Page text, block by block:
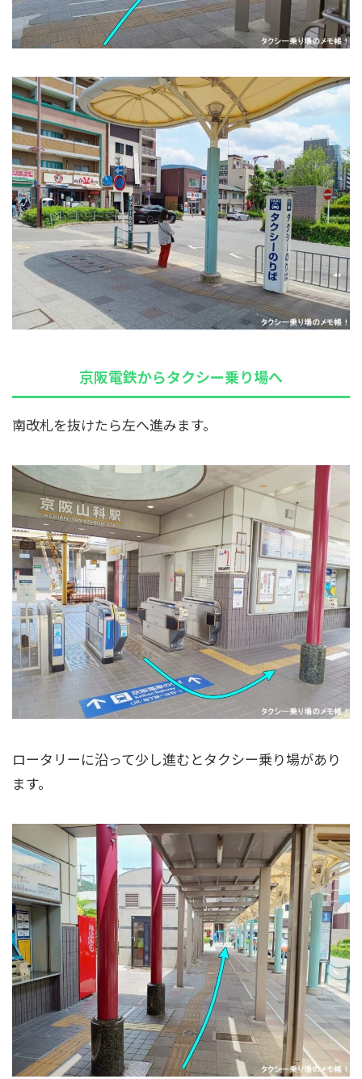
京阪電鉄からタクシー乗り場へ
南改札を抜けたら左へ進みます。
ロータリーに沿って少し進むとタクシー乗り場があり
ます。